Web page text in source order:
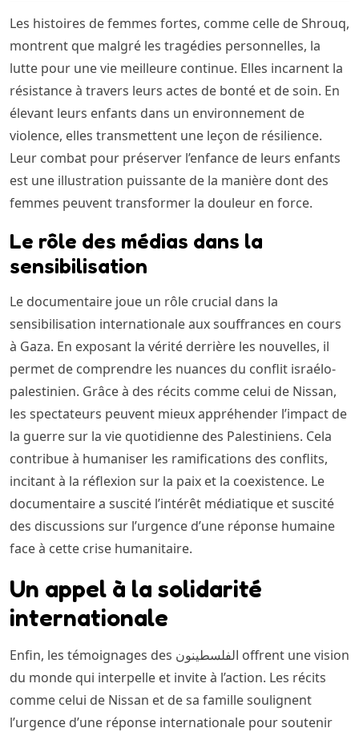
Les histoires de femmes fortes, comme celle de Shrouq,
montrent que malgré les tragédies personnelles, la
lutte pour une vie meilleure continue. Elles incarnent la
résistance à travers leurs actes de bonté et de soin. En
élevant leurs enfants dans un environnement de
violence, elles transmettent une leçon de résilience.
Leur combat pour préserver l’enfance de leurs enfants
est une illustration puissante de la manière dont des
femmes peuvent transformer la douleur en force.
Le rôle des médias dans la
sensibilisation
Le documentaire joue un rôle crucial dans la
sensibilisation internationale aux souffrances en cours
à Gaza. En exposant la vérité derrière les nouvelles, il
permet de comprendre les nuances du conflit israélo-
palestinien. Grâce à des récits comme celui de Nissan,
les spectateurs peuvent mieux appréhender l’impact de
la guerre sur la vie quotidienne des Palestiniens. Cela
contribue à humaniser les ramifications des conflits,
incitant à la réflexion sur la paix et la coexistence. Le
documentaire a suscité l’intérêt médiatique et suscité
des discussions sur l’urgence d’une réponse humaine
face à cette crise humanitaire.
Un appel à la solidarité
internationale
Enfin, les témoignages des الفلسطينون offrent une vision
du monde qui interpelle et invite à l’action. Les récits
comme celui de Nissan et de sa famille soulignent
l’urgence d’une réponse internationale pour soutenir